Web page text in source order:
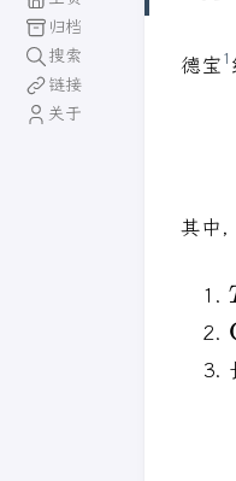
归档
搜索
链接
关于
德宝 1
其中，